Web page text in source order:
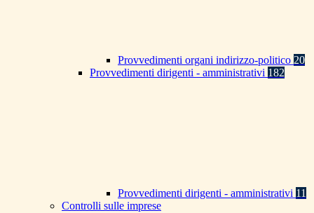
Provvedimenti organi indirizzo-politico 20
Provvedimenti dirigenti - amministrativi 182
Provvedimenti dirigenti - amministrativi 11
Controlli sulle imprese